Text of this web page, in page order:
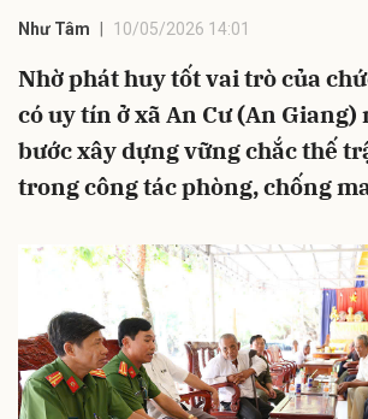
Như Tâm 10/05/2026 14:01
Nhờ phát huy tốt vai trò của
có uy tín ở xã An Cư (An
bước xây dựng vững chắc thế
trong công tác phòng, chống